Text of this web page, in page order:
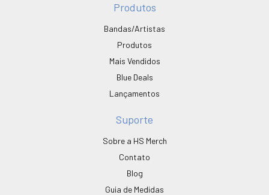
Produtos
Bandas/Artistas
Produtos
Mais Vendidos
Blue Deals
Lançamentos
Suporte
Sobre a HS Merch
Contato
Blog
Guia de Medidas